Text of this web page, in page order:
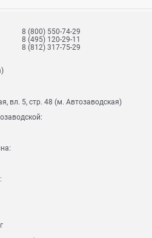
8 (800) 550-74-29
8 (495) 120-29-11
8 (812) 317-75-29
вл. 5, стр. 48 (м. Автозаводская)